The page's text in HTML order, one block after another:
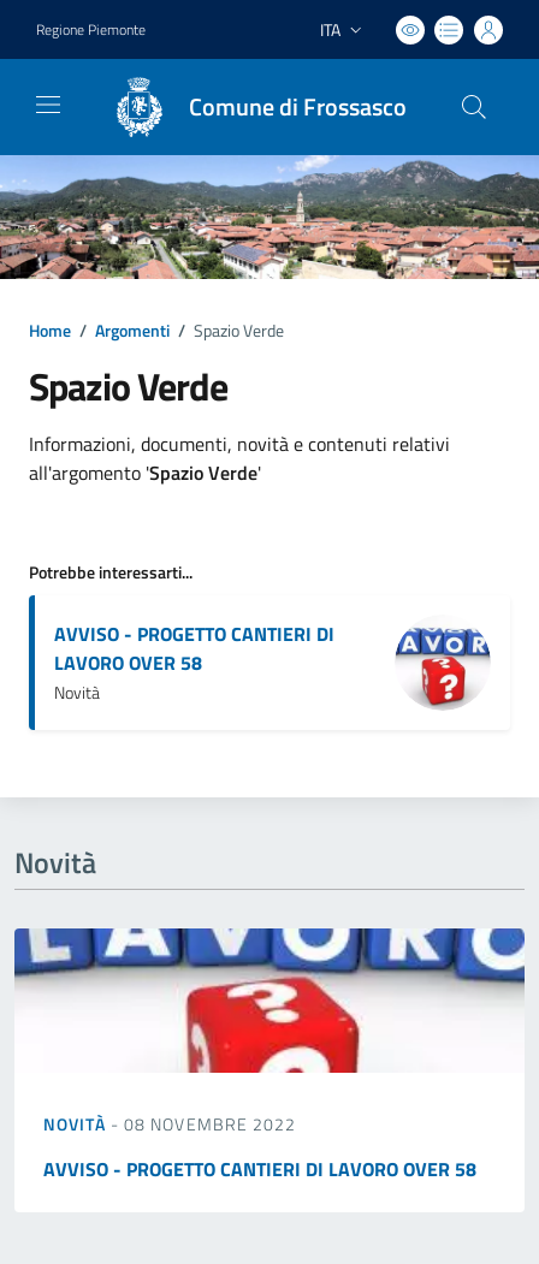
Regione Piemonte Lingua attiva:
ITA
Comune di Frossasco
Home / Argomenti / Spazio Verde
Spazio Verde
Dettagli argomento
Informazioni, documenti, novità e contenuti relativi
all'argomento 'Spazio Verde'
Potrebbe interessarti...
AVVISO - PROGETTO CANTIERI DI
LAVORO OVER 58
Novità
Novità
NOVITÀ - 08 NOVEMBRE 2022
AVVISO - PROGETTO CANTIERI DI LAVORO OVER 58